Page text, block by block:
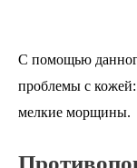
С помощью
проблемы с
мелкие морщины.